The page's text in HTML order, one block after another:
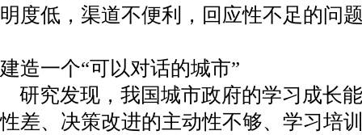
明度低，渠道不便利，回应性不足的问
建造一个“可以对话的城市”
研究发现，我国城市政府的学习成长
性差、决策改进的主动性不够、学习培